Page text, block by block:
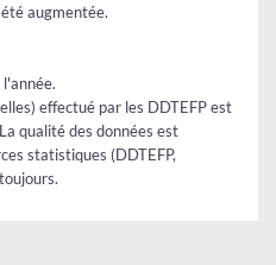
augmentée.
effectué par les DDTEFP est
qualité des données est
statistiques (DDTEFP,